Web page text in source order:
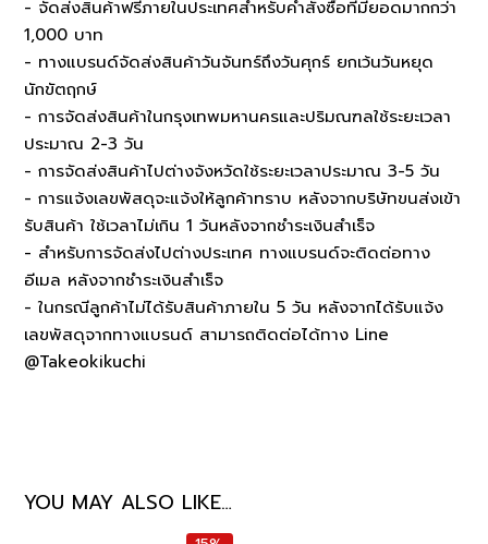
- จัดส่งสินค้าฟรีภายในประเทศสำหรับคำสั่งซื้อที่มียอดมากกว่า
1,000 บาท
- ทางแบรนด์จัดส่งสินค้าวันจันทร์ถึงวันศุกร์ ยกเว้นวันหยุด
นักขัตฤกษ์
- การจัดส่งสินค้าในกรุงเทพมหานครและปริมณฑลใช้ระยะเวลา
ประมาณ 2-3 วัน
- การจัดส่งสินค้าไปต่างจังหวัดใช้ระยะเวลาประมาณ 3-5 วัน
- การแจ้งเลขพัสดุจะแจ้งให้ลูกค้าทราบ หลังจากบริษัทขนส่งเข้า
รับสินค้า ใช้เวลาไม่เกิน 1 วันหลังจากชำระเงินสำเร็จ
- สำหรับการจัดส่งไปต่างประเทศ ทางแบรนด์จะติดต่อทาง
อีเมล หลังจากชำระเงินสำเร็จ
- ในกรณีลูกค้าไม่ได้รับสินค้าภายใน 5 วัน หลังจากได้รับแจ้ง
เลขพัสดุจากทางแบรนด์ สามารถติดต่อได้ทาง Line
@Takeokikuchi
YOU MAY ALSO LIKE…